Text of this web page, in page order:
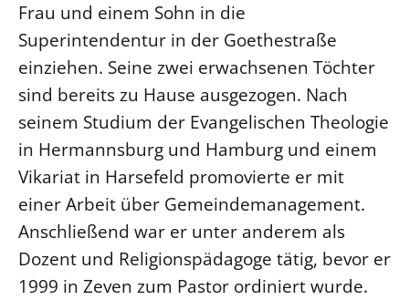
Frau und einem Sohn in die
Superintendentur in der Goethestraße
einziehen. Seine zwei erwachsenen Töchter
sind bereits zu Hause ausgezogen. Nach
seinem Studium der Evangelischen Theologie
in Hermannsburg und Hamburg und einem
Vikariat in Harsefeld promovierte er mit
einer Arbeit über Gemeindemanagement.
Anschließend war er unter anderem als
Dozent und Religionspädagoge tätig, bevor er
1999 in Zeven zum Pastor ordiniert wurde.
27. Landessynode
Kontakt
MITARBEIT
Ehrenamt
Beruf
Freie Stellen
BIBLIOTHEK & ARCHIV